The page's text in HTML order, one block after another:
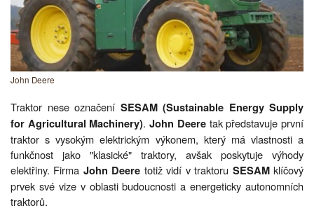
John Deere
Traktor nese označení SESAM (Sustainable Energy Supply
for Agricultural Machinery).John Deeretak představuje první
traktor s vysokým elektrickým výkonem, který má vlastnosti a
funkčnost jako "klasické" traktory, avšak poskytuje výhody
elektřiny. Firma John Deere totiž vidí v traktoru SESAMklíčový
prvek své vize v oblasti budoucnosti a energeticky autonomních
traktorů.